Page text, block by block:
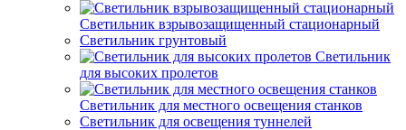
Светильник взрывозащищенный стационарный
Светильник грунтовый
Светильник
для высоких пролетов
Светильник для местного освещения станков
Светильник для освещения туннелей